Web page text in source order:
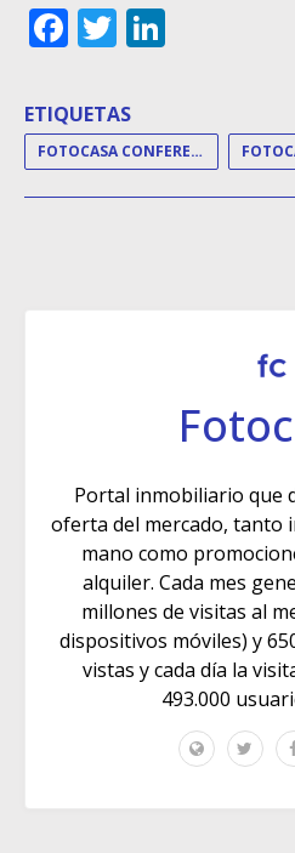
Facebook
Twitter
ETIQUETAS
FOTOCASA CONFERENCE
Portal inmobiliario que
oferta del mercado, tanto
mano como
alquiler. Cada mes
millones de visitas al
dispositivos móviles) y
vistas y cada día la
493.000